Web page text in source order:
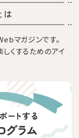
は
マガジンです。
くするためのアイ